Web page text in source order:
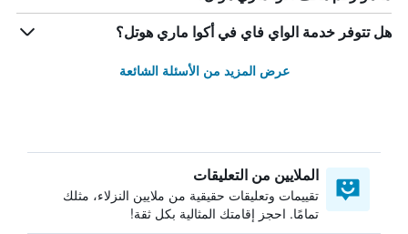
هل تتوفر خدمة الواي فاي في أكوا ماري هوتل؟
عرض المزيد من الأسئلة الشائعة
الملايين من التعليقات
تقييمات وتعليقات حقيقية من ملايين النزلاء، مثلك
تمامًا. احجز إقامتك المثالية بكل ثقة!